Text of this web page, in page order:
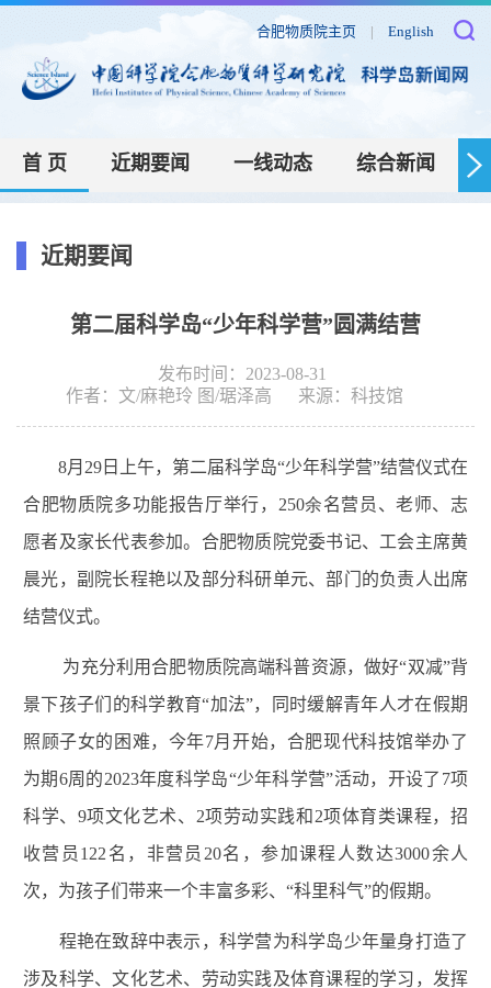
合肥物质院主页 | English
首 页 近期要闻 一线动态 综合新闻
近期要闻
第二届科学岛“少年科学营”圆满结营
发布时间：2023-08-31
作者： 文/麻艳玲 图/琚泽高 来源： 科技馆
8月 29 日上午，第二届科学岛“少年科学营”结营仪式在
合肥物质院多功能报告厅举行， 250余名营员、老师、志
愿者及家长代表参加。合肥物质院党委书记、工会主席黄
晨光，副院长程艳以及部分科研单元、部门的负责人出席
结营仪式。
为充分利用合肥物质院高端科普资源，做好“双减”背
景下孩子们的科学教育“加法”，同时缓解青年人才在假期
照顾子女的困难， 今年7月开始，合肥现代科技馆举办了
为期6周的2023年度科学岛“少年科学营”活动，开设了 7项
科学、 9项文化艺术、 2项劳动实践和 2项体育类课程，招
收营员 122 名，非营员 20名，参加课程人数达3000余人
次，为孩子们带来一个丰富多彩、“科里科气”的假期。
程艳在致辞中表示，科学营为科学岛少年量身打造了
涉及科学、文化艺术、劳动实践及体育课程的学习，发挥